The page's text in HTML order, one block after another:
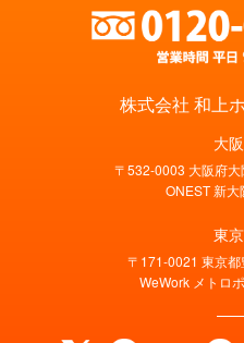
株式会社 和上
大
〒532-0003 大阪府
ONEST 新
東
〒171-0021 東京
WeWork メトロ